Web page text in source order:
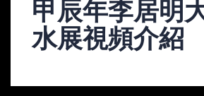
甲辰年李居明
水展視頻介紹